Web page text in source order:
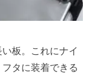
板。これにナイ
タに装着できる